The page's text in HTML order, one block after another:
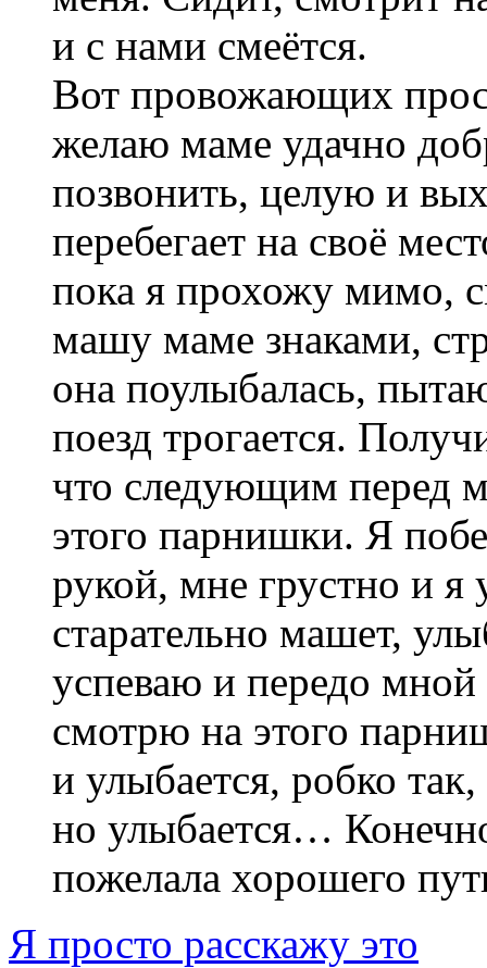
и с нами смеётся.
Вот провожающих
желаю маме удачно
позвонить, целую и
перебегает на своё
пока я прохожу мимо,
машу маме знаками,
она поулыбалась,
поезд трогается.
что следующим перед
этого парнишки. Я
рукой, мне грустно и
старательно машет,
успеваю и передо
смотрю на этого
и улыбается, робко
но улыбается…
пожелала хорошего
Я просто расскажу это